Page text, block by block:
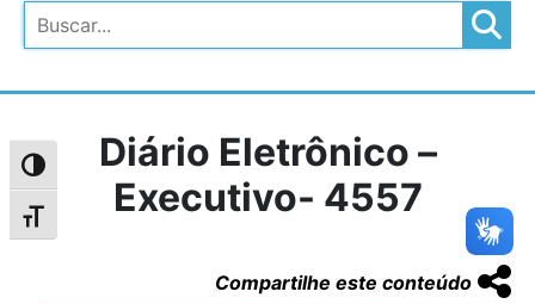
Alternar alto contraste
Alternar tamanho da fonte
Pesquisar
Diário Eletrônico –
Executivo- 4557
Compartilhe este conteúdo